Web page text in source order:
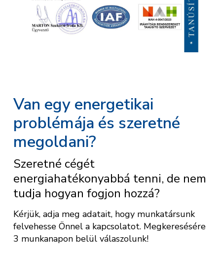
Van egy energetikai
problémája és szeretné
megoldani?
Szeretné cégét
energiahatékonyabbá tenni, de nem
tudja hogyan fogjon hozzá?
Kérjük, adja meg adatait, hogy munkatársunk
felvehesse Önnel a kapcsolatot. Megkeresésére
3 munkanapon belül válaszolunk!